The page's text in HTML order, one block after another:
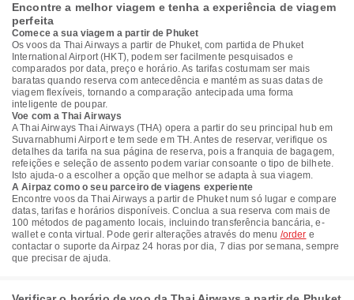
Encontre a melhor viagem e tenha a experiência de viagem
perfeita
Comece a sua viagem a partir de Phuket
Os voos da Thai Airways a partir de Phuket, com partida de Phuket
International Airport (HKT), podem ser facilmente pesquisados e
comparados por data, preço e horário. As tarifas costumam ser mais
baratas quando reserva com antecedência e mantém as suas datas de
viagem flexíveis, tornando a comparação antecipada uma forma
inteligente de poupar.
Voe com a Thai Airways
A Thai Airways Thai Airways (THA) opera a partir do seu principal hub em
Suvarnabhumi Airport e tem sede em TH. Antes de reservar, verifique os
detalhes da tarifa na sua página de reserva, pois a franquia de bagagem,
refeições e seleção de assento podem variar consoante o tipo de bilhete.
Isto ajuda-o a escolher a opção que melhor se adapta à sua viagem.
A Airpaz como o seu parceiro de viagens experiente
Encontre voos da Thai Airways a partir de Phuket num só lugar e compare
datas, tarifas e horários disponíveis. Conclua a sua reserva com mais de
100 métodos de pagamento locais, incluindo transferência bancária, e-
wallet e conta virtual. Pode gerir alterações através do menu /order e
contactar o suporte da Airpaz 24 horas por dia, 7 dias por semana, sempre
que precisar de ajuda.